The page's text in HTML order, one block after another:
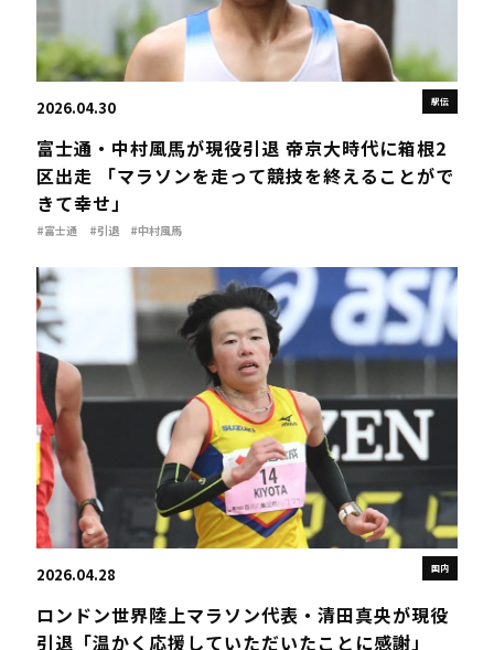
駅伝
2026.04.30
富士通・中村風馬が現役引退 帝京大時代に箱根2
区出走 「マラソンを走って競技を終えることがで
きて幸せ」
#富士通 #引退 #中村風馬
国内
2026.04.28
ロンドン世界陸上マラソン代表・清田真央が現役
引退「温かく応援していただいたことに感謝」